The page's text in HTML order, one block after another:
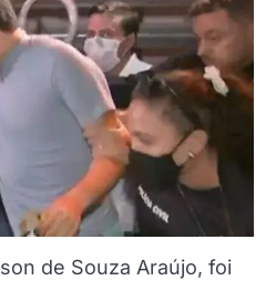
de Souza Araújo, foi